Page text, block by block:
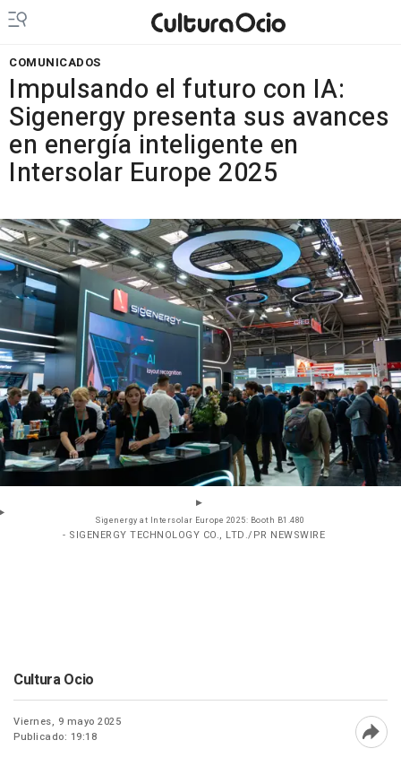
COMUNICADOS
Impulsando el futuro con IA:
Sigenergy presenta sus avances
en energía inteligente en
Intersolar Europe 2025
Sigenergy at Intersolar Europe 2025: Booth B1.480
- SIGENERGY TECHNOLOGY CO., LTD./PR NEWSWIRE
Cultura Ocio
Viernes, 9 mayo 2025
Publicado: 19:18